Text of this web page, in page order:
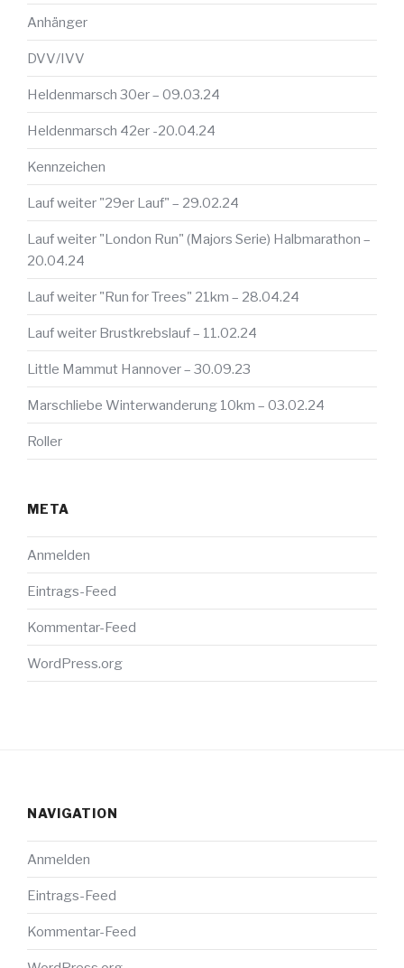
Anhänger
DVV/IVV
Heldenmarsch 30er – 09.03.24
Heldenmarsch 42er -20.04.24
Kennzeichen
Lauf weiter "29er Lauf" – 29.02.24
Lauf weiter "London Run" (Majors Serie) Halbmarathon –
20.04.24
Lauf weiter "Run for Trees" 21km – 28.04.24
Lauf weiter Brustkrebslauf – 11.02.24
Little Mammut Hannover – 30.09.23
Marschliebe Winterwanderung 10km – 03.02.24
Roller
META
Anmelden
Eintrags-Feed
Kommentar-Feed
WordPress.org
NAVIGATION
Anmelden
Eintrags-Feed
Kommentar-Feed